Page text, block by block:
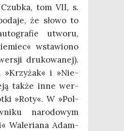
tom VII, s.
że sło­wo to
utwo­ru,
wsta­wio­no
dru­ko­wa­nej).
»Krzy­żak« i »Nie­
tak­że inne wer­
»Roty«. W »Pol­
naro­do­wym
Wale­ria­na Adam­